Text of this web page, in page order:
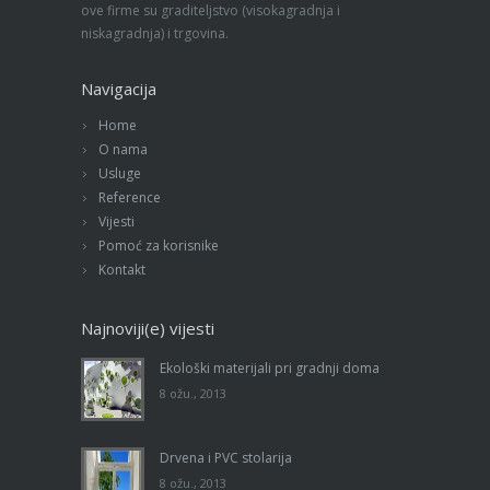
ove firme su graditeljstvo (visokagradnja i
niskagradnja) i trgovina.
Navigacija
Home
O nama
Usluge
Reference
Vijesti
Pomoć za korisnike
Kontakt
Najnoviji(e) vijesti
Ekološki materijali pri gradnji doma
8 ožu., 2013
Drvena i PVC stolarija
8 ožu., 2013